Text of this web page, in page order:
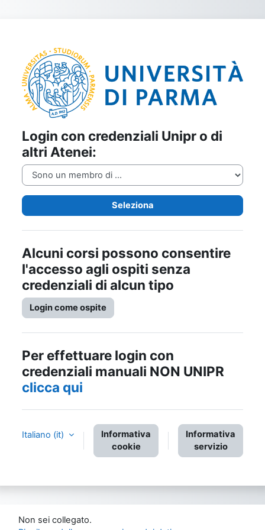
Login su
Login con credenziali Unipr o di
altri Atenei:
Seleziona
Alcuni corsi possono consentire
l'accesso agli ospiti senza
credenziali di alcun tipo
Login come ospite
Per effettuare login con
credenziali manuali NON UNIPR
clicca qui
Italiano ‎(it)‎
Informativa
cookie
Informativa
servizio
Non sei collegato.